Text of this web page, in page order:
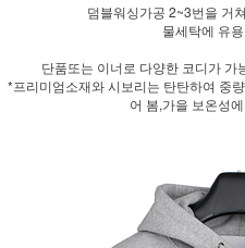
덤블워싱가공 2~3번을 거
물세탁에 유
단품또는 이너로 다양한 코디가 가
*프리미엄소재와 시보리는 탄탄하여 중
어 봄,가을 보온성